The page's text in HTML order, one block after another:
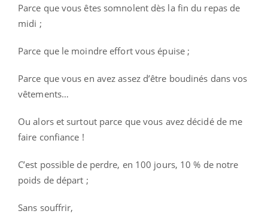
Parce que vous êtes somnolent dès la fin du repas de
midi ;
Parce que le moindre effort vous épuise ;
Parce que vous en avez assez d’être boudinés dans vos
vêtements…
Ou alors et surtout parce que vous avez décidé de me
faire confiance !
C’est possible de perdre, en 100 jours, 10 % de notre
poids de départ ;
Sans souffrir,